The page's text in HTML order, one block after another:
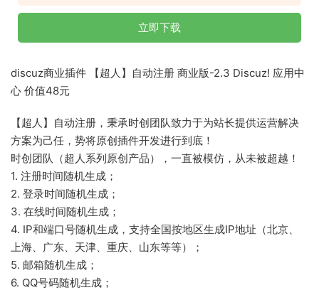
立即下载
discuz商业插件 【超人】自动注册 商业版-2.3 Discuz! 应用中
心 价值48元
【超人】自动注册，秉承时创团队致力于为站长提供运营解决
方案为己任，势将原创插件开发进行到底！
时创团队（超人系列原创产品），一直被模仿，从未被超越！
1. 注册时间随机生成；
2. 登录时间随机生成；
3. 在线时间随机生成；
4. IP和端口号随机生成，支持全国按地区生成IP地址（北京、
上海、广东、天津、重庆、山东等等）；
5. 邮箱随机生成；
6. QQ号码随机生成；